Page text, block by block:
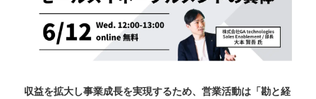
収益を拡大し事業成長を実現するため、営業活動は「勘と経